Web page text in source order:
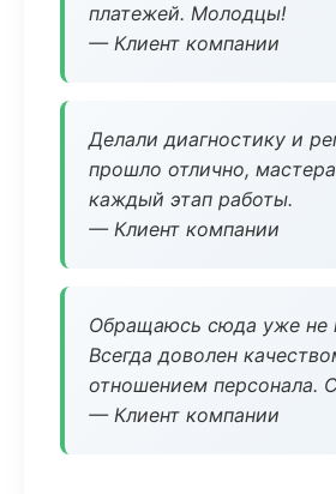
платежей. Молодцы!
— Клиент компании
Делали диагностику и
прошло отлично,
каждый этап работы.
— Клиент компании
Обращаюсь сюда уже не
Всегда доволен
отношением персонала.
— Клиент компании